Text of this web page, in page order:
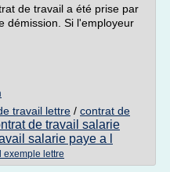
de travail a été prise par
démission. Si l'employeur
travail lettre / contrat de
de travail salarie
salarie paye a l
exemple lettre